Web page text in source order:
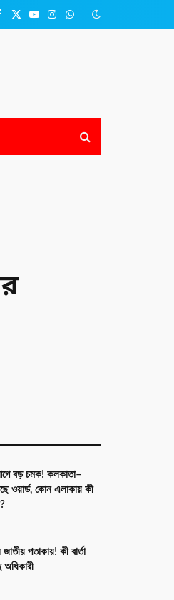
X
YouTubeInstagram
WhatsApp
বড় চমক! কলকাতা–
ওয়ার্ড, কোন এলাকায় কী
পতাকায়! কী বার্তা
অধিকারী